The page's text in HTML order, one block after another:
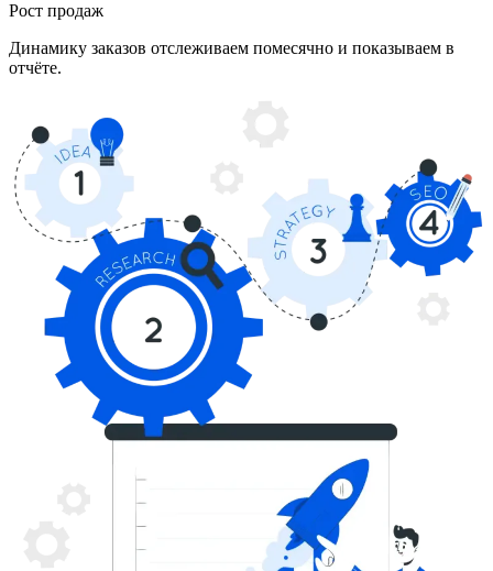
Рост продаж
Динамику заказов отслеживаем помесячно и показываем в
отчёте.